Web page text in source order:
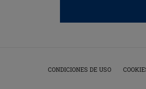
CONDICIONES DE USO